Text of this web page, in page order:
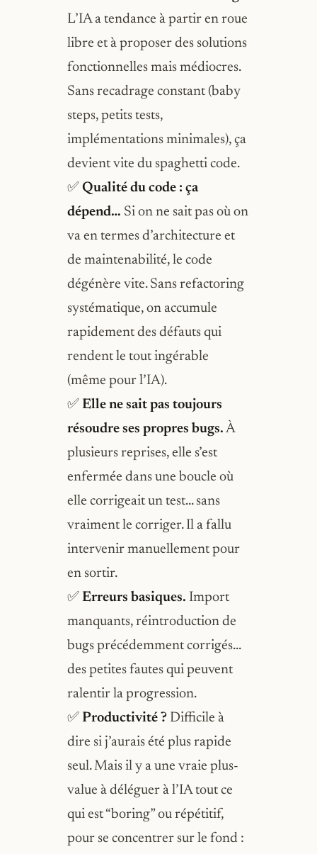
L’IA a tendance à partir en roue
libre et à proposer des solutions
fonctionnelles mais médiocres.
Sans recadrage constant (baby
steps, petits tests,
implémentations minimales), ça
devient vite du spaghetti code.
✅ Qualité du code : ça
dépend… Si on ne sait pas où on
va en termes d’architecture et
de maintenabilité, le code
dégénère vite. Sans refactoring
systématique, on accumule
rapidement des défauts qui
rendent le tout ingérable
(même pour l’IA).
✅ Elle ne sait pas toujours
résoudre ses propres bugs. À
plusieurs reprises, elle s’est
enfermée dans une boucle où
elle corrigeait un test… sans
vraiment le corriger. Il a fallu
intervenir manuellement pour
en sortir.
✅ Erreurs basiques. Import
manquants, réintroduction de
bugs précédemment corrigés…
des petites fautes qui peuvent
ralentir la progression.
✅ Productivité ?Difficile à
dire si j’aurais été plus rapide
seul. Mais il y a une vraie plus-
value à déléguer à l’IA tout ce
qui est “boring” ou répétitif,
pour se concentrer sur le fond :